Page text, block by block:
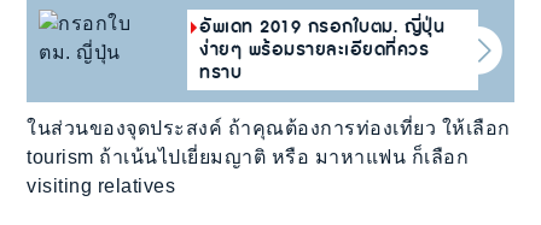
อัพเดท 2019 กรอกใบตม. ญี่ปุ่น
ง่ายๆ พร้อมรายละเอียดที่ควร
ทราบ
ในส่วนของจุดประสงค์ ถ้าคุณต้องการท่องเที่ยว ให้เลือก
tourism ถ้าเน้นไปเยี่ยมญาติ หรือ มาหาแฟน ก็เลือก
visiting relatives